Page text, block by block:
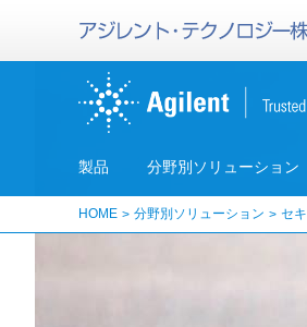
製品 分野別ソリューション
HOME 分野別ソリューション セ